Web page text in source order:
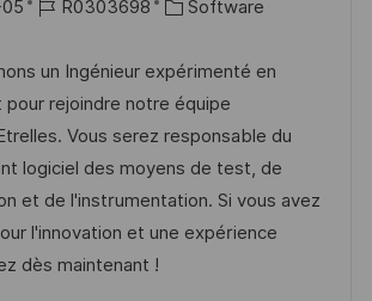
J
b
-
I
D
R0303698
K
t
e
g
o
r
i
Software
un Ingénieur expérimenté en
rejoindre notre équipe
Vous serez responsable du
logiciel des moyens de test, de
et de l'instrumentation. Si vous avez
l'innovation et une expérience
dès maintenant !